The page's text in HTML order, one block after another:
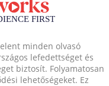
minden olvasó
lefedettséget és
biztosít. Folyamatosan
lehetőségeket. Ez